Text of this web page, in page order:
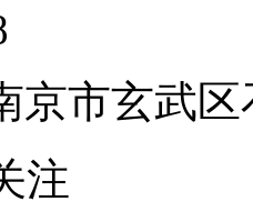
京市玄武
注